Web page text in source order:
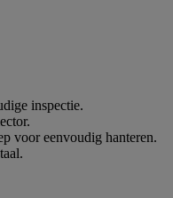
inspectie.
voor eenvoudig hanteren.